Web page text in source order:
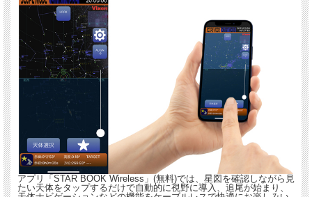
アプリ「STAR BOOK Wireless」(無料)では、星図を確認しながら見
たい天体をタップするだけで自動的に視野に導入、追尾が始まり、